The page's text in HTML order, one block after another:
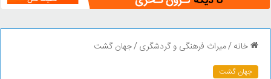
خانه/میراث فرهنگی و گردشگری/جهان گشت
جهان گشت